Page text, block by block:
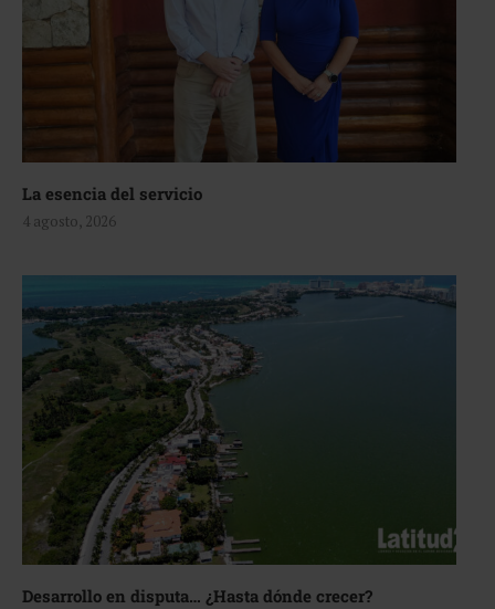
La esencia del servicio
4 agosto, 2026
Desarrollo en disputa… ¿Hasta dónde crecer?